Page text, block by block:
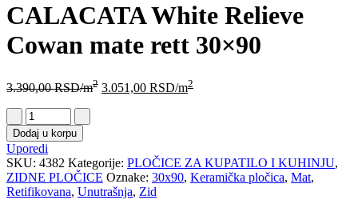
CALACATA White Relieve
Cowan mate rett 30×90
3.390,00RSD/m2 3.051,00 RSD/m2
Dodaj u korpu
Uporedi
SKU: 4382 Kategorije: PLOČICE ZA KUPATILO I KUHINJU,
ZIDNE PLOČICE Oznake: 30x90, Keramička pločica, Mat,
Retifikovana, Unutrašnja, Zid